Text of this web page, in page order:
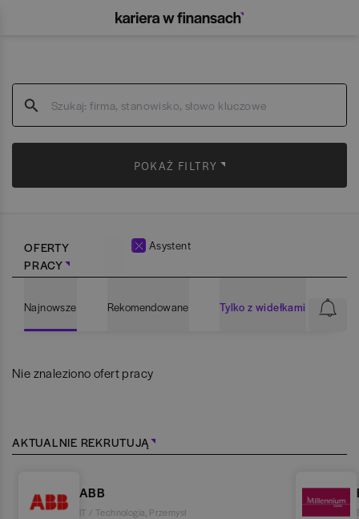
POKAŻ FILTRY
OFERTY
PRACY
Asystent
Najnowsze Rekomendowane Tylko z widełkami
Nie znaleziono ofert pracy
AKTUALNIE REKRUTUJĄ
ABB
IT / Technologia Przemysł